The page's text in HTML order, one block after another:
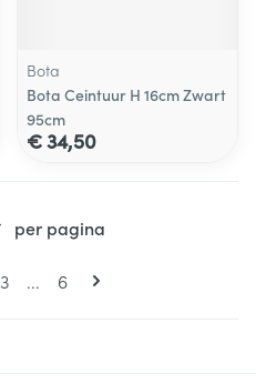
Bota
Bota Ceintuur H 16cm Zwart
95cm
€ 34,50
Pagina's pagina
Pagina
3 ... Pagina
6
per pagina